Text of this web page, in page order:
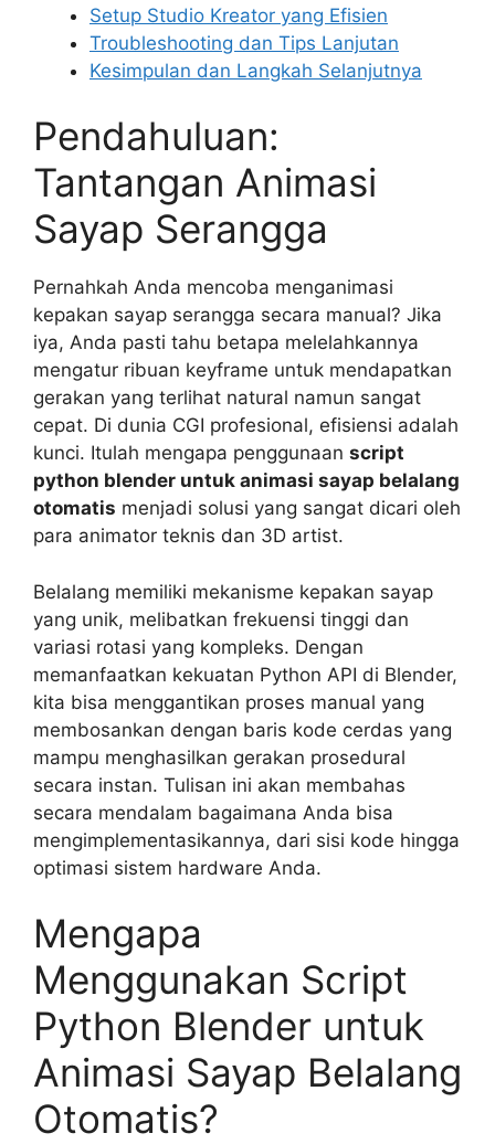
Setup Studio Kreator yang Efisien
Troubleshooting dan Tips Lanjutan
Kesimpulan dan Langkah Selanjutnya
Pendahuluan:
Tantangan Animasi
Sayap Serangga
Pernahkah Anda mencoba menganimasi
kepakan sayap serangga secara manual? Jika
iya, Anda pasti tahu betapa melelahkannya
mengatur ribuan keyframe untuk mendapatkan
gerakan yang terlihat natural namun sangat
cepat. Di dunia CGI profesional, efisiensi adalah
kunci. Itulah mengapa penggunaan script
python blender untuk animasi sayap belalang
otomatis menjadi solusi yang sangat dicari oleh
para animator teknis dan 3D artist.
Belalang memiliki mekanisme kepakan sayap
yang unik, melibatkan frekuensi tinggi dan
variasi rotasi yang kompleks. Dengan
memanfaatkan kekuatan Python API di Blender,
kita bisa menggantikan proses manual yang
membosankan dengan baris kode cerdas yang
mampu menghasilkan gerakan prosedural
secara instan. Tulisan ini akan membahas
secara mendalam bagaimana Anda bisa
mengimplementasikannya, dari sisi kode hingga
optimasi sistem hardware Anda.
Mengapa
Menggunakan Script
Python Blender untuk
Animasi Sayap Belalang
Otomatis?